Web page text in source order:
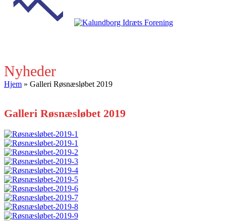
Nyheder
Hjem » Galleri Røsnæsløbet 2019
Galleri Røsnæsløbet 2019